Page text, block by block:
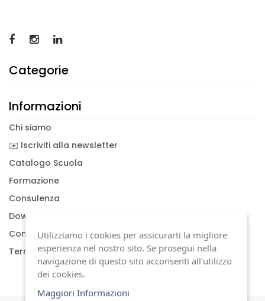
Categorie
Informazioni
Chi siamo
✉️ Iscriviti alla newsletter
Catalogo Scuola
Formazione
Consulenza
Download documenti
Condizioni generali
Termini di garanzia
Utilizziamo i cookies per assicurarti la migliore
esperienza nel nostro sito. Se prosegui nella
navigazione di questo sito acconsenti all'utilizzo
dei cookies.
Maggiori Informazioni